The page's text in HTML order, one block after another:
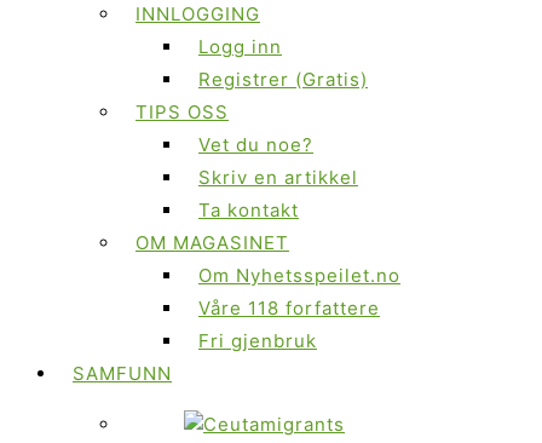
INNLOGGING
Logg inn
Registrer (Gratis)
TIPS OSS
Vet du noe?
Skriv en artikkel
Ta kontakt
OM MAGASINET
Om Nyhetsspeilet.no
Våre 118 forfattere
Fri gjenbruk
SAMFUNN